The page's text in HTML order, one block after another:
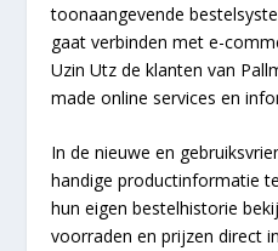
toonaangevende
gaat verbinden met e-
Uzin Utz de klanten van
made online services en
In de nieuwe en
handige productinformatie
hun eigen bestelhistorie
voorraden en prijzen direct